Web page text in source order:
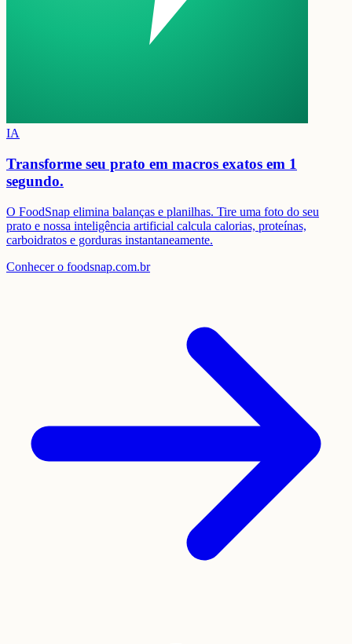
IA
Transforme seu prato em macros exatos em 1
segundo.
O FoodSnap elimina balanças e planilhas. Tire uma foto do seu
prato e nossa inteligência artificial calcula calorias, proteínas,
carboidratos e gorduras instantaneamente.
Conhecer o foodsnap.com.br